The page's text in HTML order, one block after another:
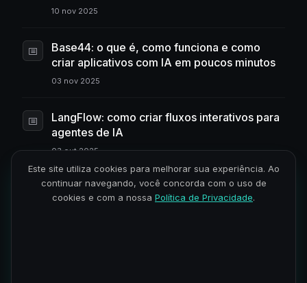
10 nov 2025
Base44: o que é, como funciona e como
criar aplicativos com IA em poucos minutos
03 nov 2025
LangFlow: como criar fluxos interativos para
agentes de IA
03 out 2025
Tendências e inovações em inteligência
artificial: panorama 2025
Este site utiliza cookies para melhorar sua experiência. Ao
continuar navegando, você concorda com o uso de
cookies e com a nossa Política de Privacidade.